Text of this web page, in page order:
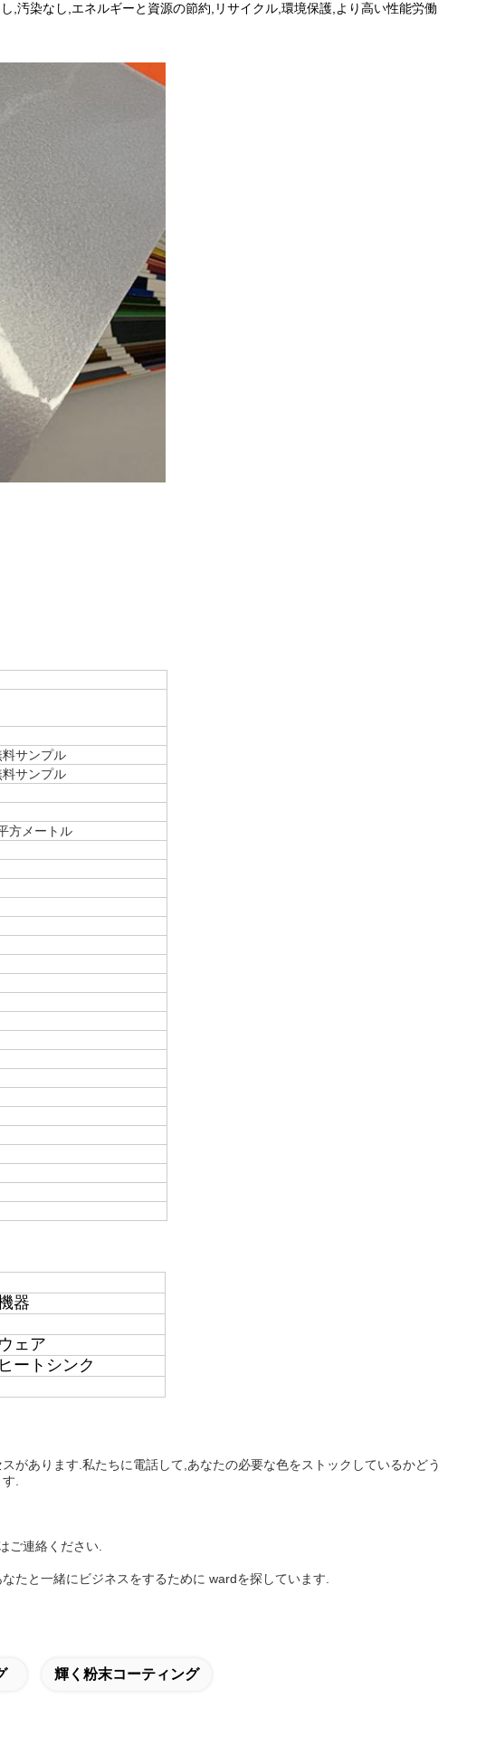
,汚染なし,エネルギーと資源の節約,リサイクル,環境保護,より高い性能労働
サンプル
サンプル
方メートル
器
ェア
ートシンク
があります.私たちに電話して,あなたの必要な色をストックしているかどう
.
ご連絡ください.
たと一緒にビジネスをするために wardを探しています.
輝く粉末コーティング